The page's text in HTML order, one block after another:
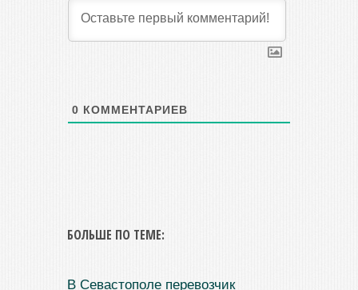
0 КОММЕНТАРИЕВ
БОЛЬШЕ ПО ТЕМЕ:
В Севастополе перевозчик